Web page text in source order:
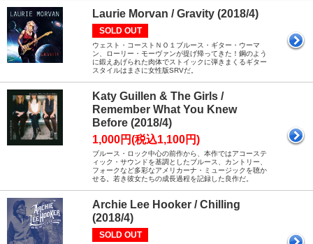
Laurie Morvan / Gravity (2018/4)
SOLD OUT
ウェスト・コーストＮＯ１ブルース・ギター・ウーマ
ン、ローリー・モーヴァンが提げ帰ってきた！鋼のよう
に鍛えあげられた肉体でストイックに弾きまくるギター
スタイルはまさに女性版SRVだ。
Katy Guillen & The Girls /
Remember What You Knew
Before (2018/4)
1,000円(税込1,100円)
ブルース・ロック中心の前作から、本作ではアコーステ
ィック・サウンドを基調としたブルース、カントリー、
フォークなど多彩なアメリカーナ・ミュージックを聴か
せる。若き彼女たちの成長過程を記録した良作だ。
Archie Lee Hooker / Chilling
(2018/4)
SOLD OUT